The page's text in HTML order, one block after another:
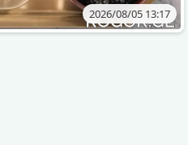
2026/08/05 13:17